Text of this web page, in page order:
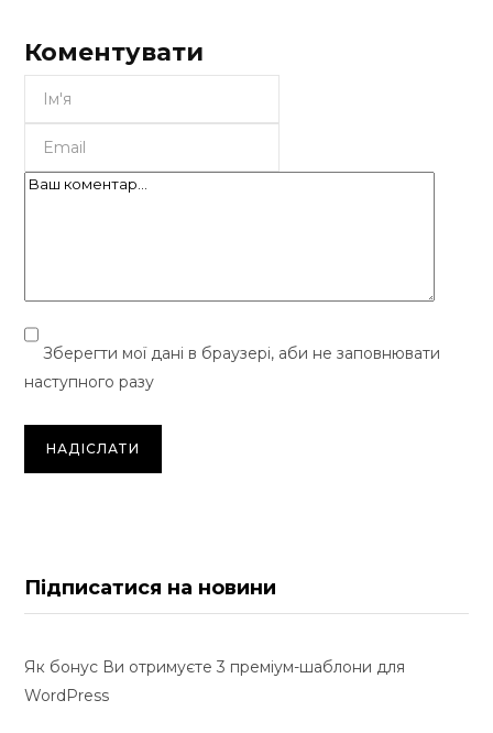
Коментувати
Зберегти мої дані в браузері, аби не заповнювати
наступного разу
Підписатися на новини
Як бонус Ви отримуєте 3 преміум-шаблони для
WordPress